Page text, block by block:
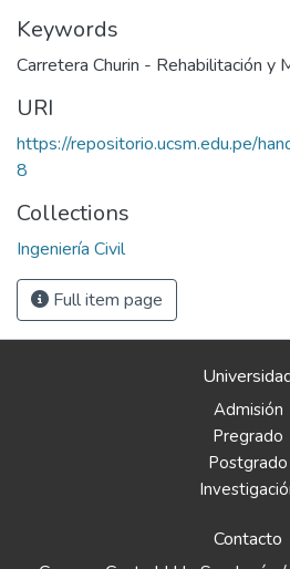
Keywords
Carretera Churin - Rehabilitación y
URI
https://repositorio.ucsm.edu.pe/
8
Collections
Ingeniería Civil
Full item page
Admisión
Pregrado
Postgrado
Contacto